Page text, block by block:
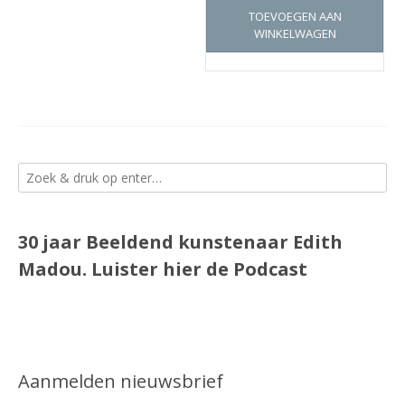
TOEVOEGEN AAN
WINKELWAGEN
30 jaar Beeldend kunstenaar Edith
Madou. Luister hier de Podcast
Aanmelden nieuwsbrief